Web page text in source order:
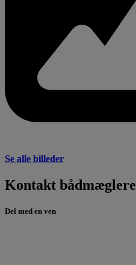
Se alle billeder
Kontakt bådmæglere
Del med en ven